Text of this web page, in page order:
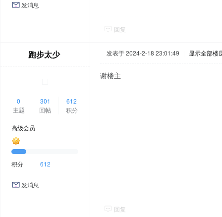
发消息
回复
跑步太少
0
主题
301
回帖
612
积分
高级会员
积分 612
发消息
发表于 2024-2-18 23:01:49 显示全部楼
谢楼主
回复